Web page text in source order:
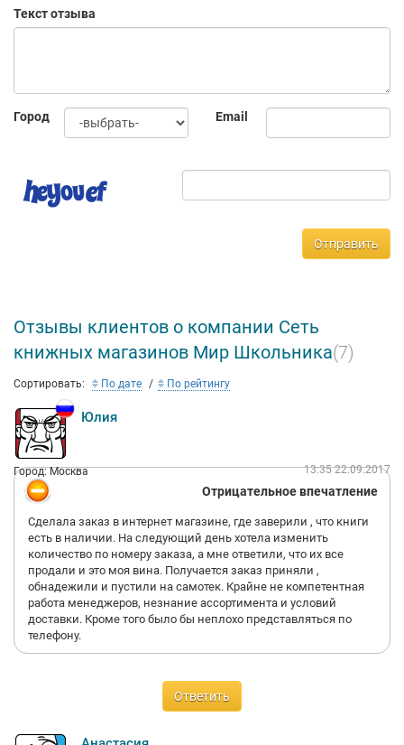
Текст отзыва
Город Email
Отправить
Отзывы клиентов о компании Сеть
книжных магазинов Мир Школьника(7)
Сортировать: По дате По рейтингу
Юлия
Город: Москва 13:35 22.09.2017
Отрицательное впечатление
Сделала заказ в интернет магазине, где заверили , что книги
есть в наличии. На следующий день хотела изменить
количество по номеру заказа, а мне ответили, что их все
продали и это моя вина. Получается заказ приняли ,
обнадежили и пустили на самотек. Крайне не компетентная
работа менеджеров, незнание ассортимента и условий
доставки. Кроме того было бы неплохо представляться по
телефону.
Ответить